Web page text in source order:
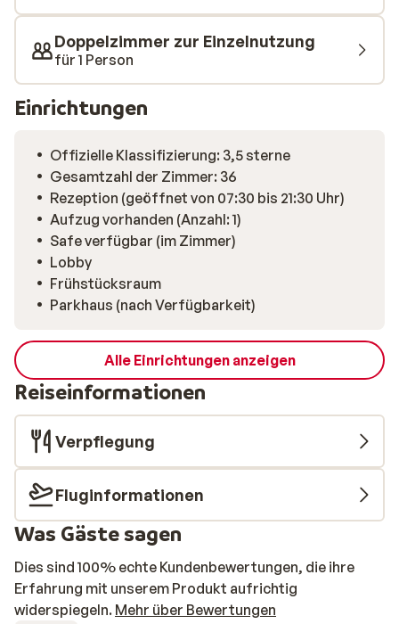
Doppelzimmer zur Einzelnutzung
für 1 Person
Einrichtungen
Offizielle Klassifizierung: 3,5 sterne
Gesamtzahl der Zimmer: 36
Rezeption (geöffnet von 07:30 bis 21:30 Uhr)
Aufzug vorhanden (Anzahl: 1)
Safe verfügbar (im Zimmer)
Lobby
Frühstücksraum
Parkhaus (nach Verfügbarkeit)
Alle Einrichtungen anzeigen
Reiseinformationen
Verpflegung
Fluginformationen
Was Gäste sagen
Dies sind 100% echte Kundenbewertungen, die ihre
Erfahrung mit unserem Produkt aufrichtig
widerspiegeln. Mehr über Bewertungen